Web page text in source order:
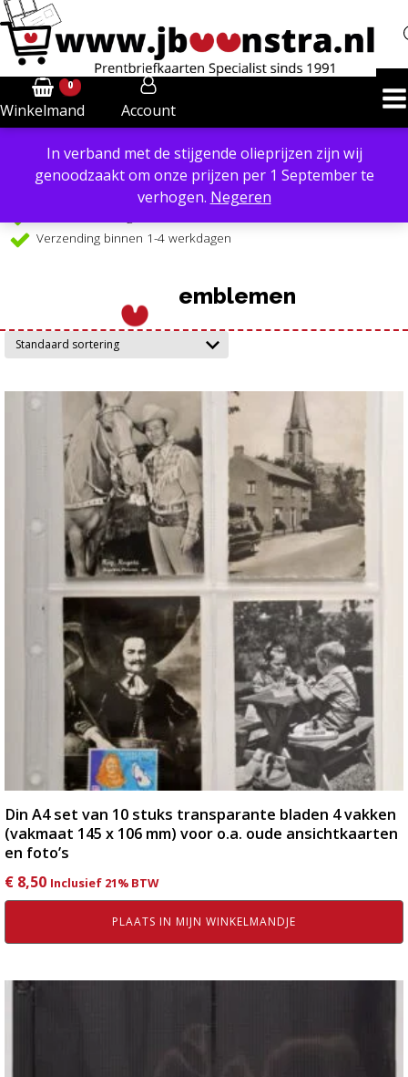
In verband met de stijgende olieprijzen zijn wij
genoodzaakt om onze prijzen per 1 September te
verhogen. Negeren
0
Winkelmand Account
Powered by Translate
Verzendkosten €6,40 in NL, €8,50 in BE
Verzending binnen 1-4 werkdagen
emblemen
Din A4 set van 10 stuks transparante bladen 4 vakken
(vakmaat 145 x 106 mm) voor o.a. oude ansichtkaarten
en foto’s
€ 8,50 Inclusief 21% BTW
PLAATS IN MIJN WINKELMANDJE